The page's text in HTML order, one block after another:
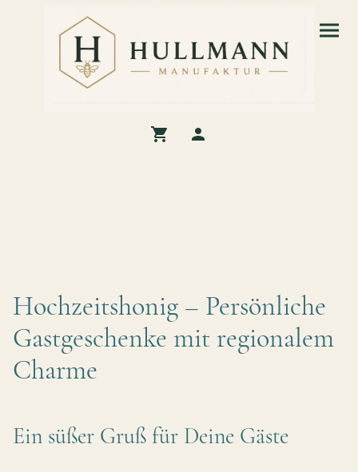
Hochzeitshonig – Persönliche
Gastgeschenke mit regionalem
Charme
Ein süßer Gruß für Deine Gäste